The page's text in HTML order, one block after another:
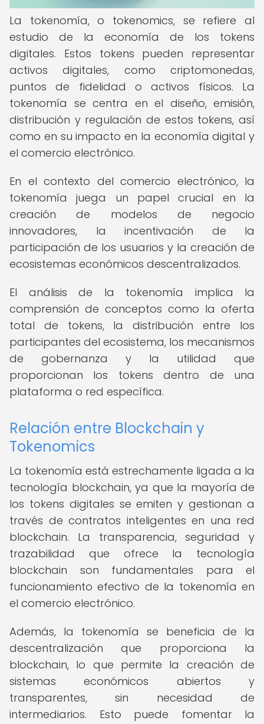
La tokenomía, o tokenomics, se refiere al
estudio de la economía de los tokens
digitales. Estos tokens pueden representar
activos digitales, como criptomonedas,
puntos de fidelidad o activos físicos. La
tokenomía se centra en el diseño, emisión,
distribución y regulación de estos tokens, así
como en su impacto en la economía digital y
el comercio electrónico.
En el contexto del comercio electrónico, la
tokenomía juega un papel crucial en la
creación de modelos de negocio
innovadores, la incentivación de la
participación de los usuarios y la creación de
ecosistemas económicos descentralizados.
El análisis de la tokenomía implica la
comprensión de conceptos como la oferta
total de tokens, la distribución entre los
participantes del ecosistema, los mecanismos
de gobernanza y la utilidad que
proporcionan los tokens dentro de una
plataforma o red específica.
Relación entre Blockchain y
Tokenomics
La tokenomía está estrechamente ligada a la
tecnología blockchain, ya que la mayoría de
los tokens digitales se emiten y gestionan a
través de contratos inteligentes en una red
blockchain. La transparencia, seguridad y
trazabilidad que ofrece la tecnología
blockchain son fundamentales para el
funcionamiento efectivo de la tokenomía en
el comercio electrónico.
Además, la tokenomía se beneficia de la
descentralización que proporciona la
blockchain, lo que permite la creación de
sistemas económicos abiertos y
transparentes, sin necesidad de
intermediarios. Esto puede fomentar la